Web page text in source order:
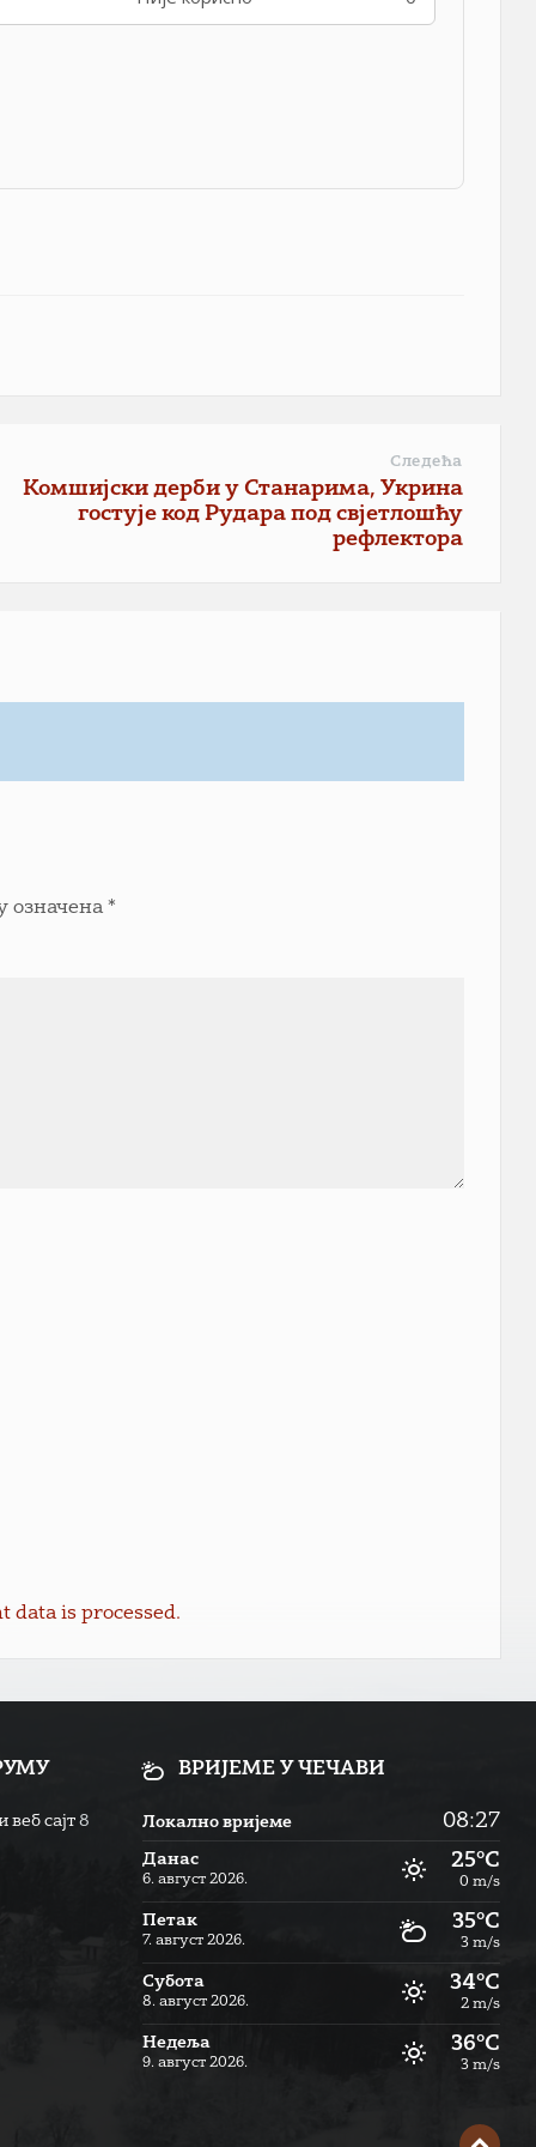
Следећа
Комшијски дерби у Станарима, Укрина
гостује код Рудара под свјетлoшћу
рефлектора
означена*
data is processed.
веб сајт 8
ВРИЈЕМЕ У ЧЕЧАВИ
Локално вријеме 08:27
Данас
6. август 2026.
25°C
0 m/s
Петак
7. август 2026.
35°C
3 m/s
Субота
8. август 2026.
34°C
2 m/s
Недеља
9. август 2026.
36°C
3 m/s